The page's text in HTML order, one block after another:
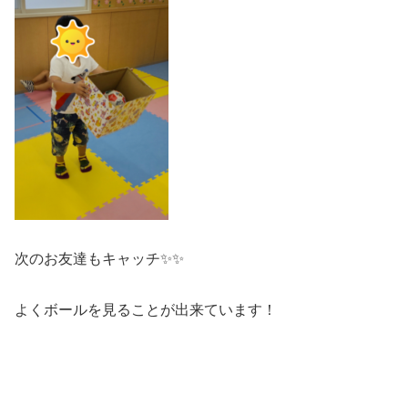
次のお友達もキャッチ✨✨
よくボールを見ることが出来ています！